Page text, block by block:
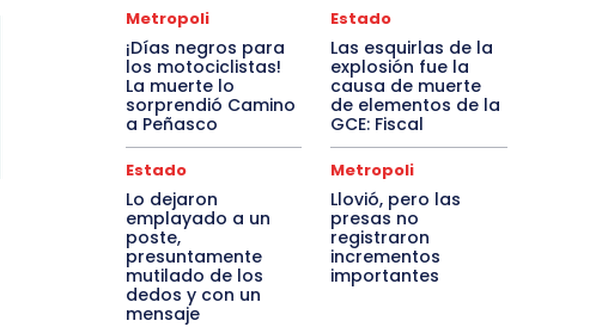
Metropoli
¡Días negros para
los motociclistas!
La muerte lo
sorprendió Camino
a Peñasco
Estado
Las esquirlas de la
explosión fue la
causa de muerte
de elementos de la
GCE: Fiscal
Estado
Lo dejaron
emplayado a un
poste,
presuntamente
mutilado de los
dedos y con un
mensaje
Metropoli
Llovió, pero las
presas no
registraron
incrementos
importantes